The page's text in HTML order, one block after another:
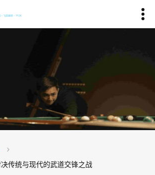
传统与现代的武道交锋之战